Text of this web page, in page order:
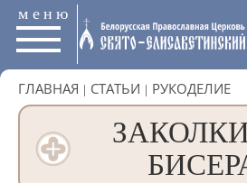
меню
ГЛАВНАЯ | СТАТЬИ | РУКОДЕЛИЕ